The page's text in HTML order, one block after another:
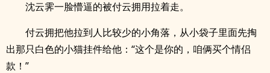
沈云霁一脸懵逼的被付云拥用拉着走。
付云拥把他拉到人比较少的小角落，从小袋子里面先掏
出那只白色的小猫挂件给他：“这个是你的，咱俩买个情侣
款！”